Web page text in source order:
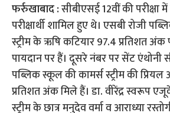
फर्रुखाबाद :सीबीएसई 12वीं की
परीक्षार्थी शामिल हुए थे। एसबी रोजी
स्ट्रीम के ऋषि कटियार 97.4 प्रतिशत
पायदान पर हैं। दूसरे नंबर पर सेंट एंथोनी
पब्लिक स्कूल की कामर्स स्ट्रीम की प्रियल
प्रतिशत अंक मिले हैं। डा. वीरेंद्र स्वरूप
स्ट्रीम के छात्र मनुदेव वर्मा व आराध्या